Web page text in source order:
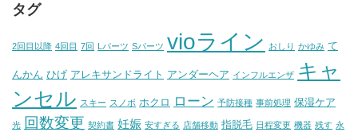
タグ
2回目以降 4回目 7回 Lパーツ Sパーツ vioライン おしり かゆみ て
んかん ひげ アレキサンドライト アンダーヘア インフルエンザ キャ
ンセル スキー スノボ ホクロ ローン 予防接種 事前処理 保湿ケア
光 回数変更 契約書 妊娠 安すぎる 店舗移動 指脱毛 日程変更 機器 残す 永